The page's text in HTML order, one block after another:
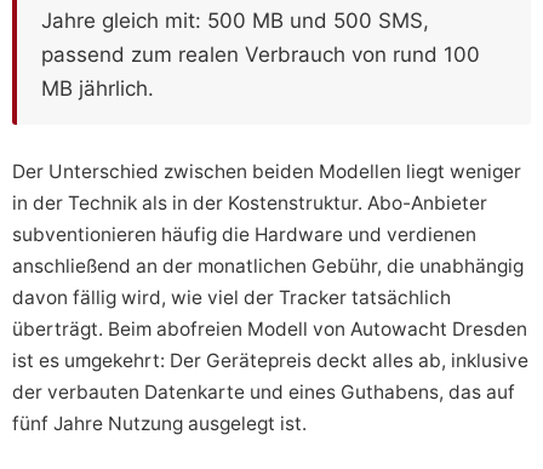
Jahre gleich mit: 500 MB und 500 SMS,
passend zum realen Verbrauch von rund 100
MB jährlich.
Der Unterschied zwischen beiden Modellen liegt weniger
in der Technik als in der Kostenstruktur. Abo-Anbieter
subventionieren häufig die Hardware und verdienen
anschließend an der monatlichen Gebühr, die unabhängig
davon fällig wird, wie viel der Tracker tatsächlich
überträgt. Beim abofreien Modell von Autowacht Dresden
ist es umgekehrt: Der Gerätepreis deckt alles ab, inklusive
der verbauten Datenkarte und eines Guthabens, das auf
fünf Jahre Nutzung ausgelegt ist.